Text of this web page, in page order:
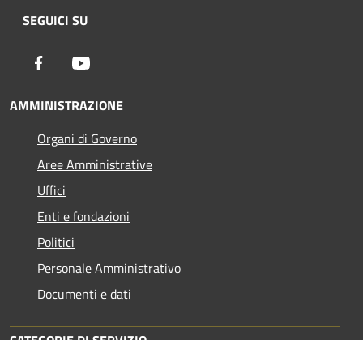
SEGUICI SU
Facebook
AMMINISTRAZIONE
Organi di Governo
Aree Amministrative
Uffici
Enti e fondazioni
Politici
Personale Amministrativo
Documenti e dati